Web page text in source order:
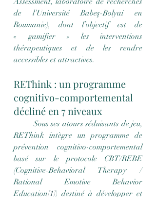
de l’Université Babeş-Bolyai en
Roumanie), dont l’objectif est de
« gamifier » les interventions
thérapeutiques et de les rendre
accessibles et attractives.
REThink : un programme
cognitivo-comportemental
décliné en 7 niveaux
	Sous ses atours séduisants de jeu,
REThink intègre un programme de
prévention cognitivo-comportemental
basé sur le protocole CBT/REBE
(Cognitive-Behavioral Therapy /
Rational Emotive Behavior
Education[1]) destiné à développer et